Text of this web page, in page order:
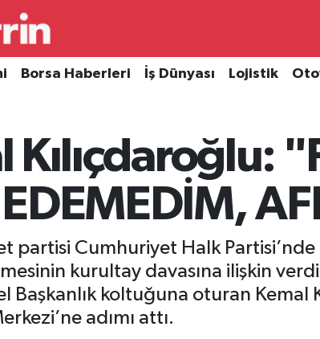
Borsa Haberleri İş Dünyası Lojistik
Kılıçdaroğlu:
EDEMEDİM,
partisi Cumhuriyet Halk
kurultay davasına ilişkin
Başkanlık koltuğuna oturan Kemal
adımı attı.